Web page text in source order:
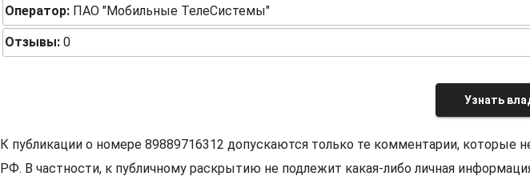
Оператор: ПАО "Мобильные ТелеСистемы"
Отзывы: 0
Узнать
К публикации о номере 89889716312 допускаются только те комментарии,
РФ. В частности, к публичному раскрытию не подлежит какая-либо личная